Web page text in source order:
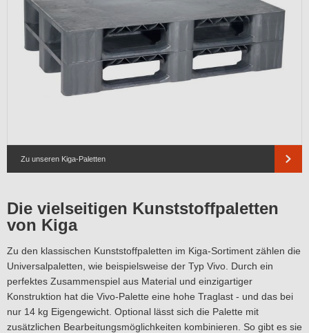
Zu unseren Kiga-Paletten
Die vielseitigen Kunststoffpaletten
von Kiga
Zu den klassischen Kunststoffpaletten im Kiga-Sortiment zählen die
Universalpaletten, wie beispielsweise der Typ Vivo. Durch ein
perfektes Zusammenspiel aus Material und einzigartiger
Konstruktion hat die Vivo-Palette eine hohe Traglast - und das bei
nur 14 kg Eigengewicht. Optional lässt sich die Palette mit
zusätzlichen Bearbeitungsmöglichkeiten kombinieren. So gibt es sie